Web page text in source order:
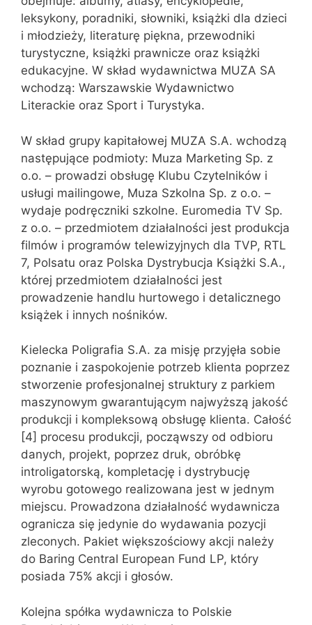
leksykony, poradniki, słowniki, książki dla dzieci
i młodzieży, literaturę piękna, przewodniki
turystyczne, książki prawnicze oraz książki
edukacyjne. W skład wydawnictwa MUZA SA
wchodzą: Warszawskie Wydawnictwo
Literackie oraz Sport i Turystyka.
W skład grupy kapitałowej MUZA S.A. wchodzą
następujące podmioty: Muza Marketing Sp. z
o.o. – prowadzi obsługę Klubu Czytelników i
usługi mailingowe, Muza Szkolna Sp. z o.o. –
wydaje podręczniki szkolne. Euromedia TV Sp.
z o.o. – przedmiotem działalności jest produkcja
filmów i programów telewizyjnych dla TVP, RTL
7, Polsatu oraz Polska Dystrybucja Książki S.A.,
której przedmiotem działalności jest
prowadzenie handlu hurtowego i detalicznego
książek i innych nośników.
Kielecka Poligrafia S.A. za misję przyjęła sobie
poznanie i zaspokojenie potrzeb klienta poprzez
stworzenie profesjonalnej struktury z parkiem
maszynowym gwarantującym najwyższą jakość
produkcji i kompleksową obsługę klienta. Całość
[4] procesu produkcji, począwszy od odbioru
danych, projekt, poprzez druk, obróbkę
introligatorską, kompletację i dystrybucję
wyrobu gotowego realizowana jest w jednym
miejscu. Prowadzona działalność wydawnicza
ogranicza się jedynie do wydawania pozycji
zleconych. Pakiet większościowy akcji należy
do Baring Central European Fund LP, który
posiada 75% akcji i głosów.
Kolejna spółka wydawnicza to Polskie